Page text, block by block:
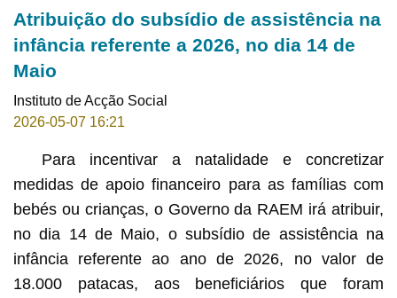
Atribuição do subsídio de assistência na
infância referente a 2026, no dia 14 de
Maio
Instituto de Acção Social
2026-05-07 16:21
Para incentivar a natalidade e concretizar
medidas de apoio financeiro para as famílias com
bebés ou crianças, o Governo da RAEM irá atribuir,
no dia 14 de Maio, o subsídio de assistência na
infância referente ao ano de 2026, no valor de
18.000 patacas, aos beneficiários que foram